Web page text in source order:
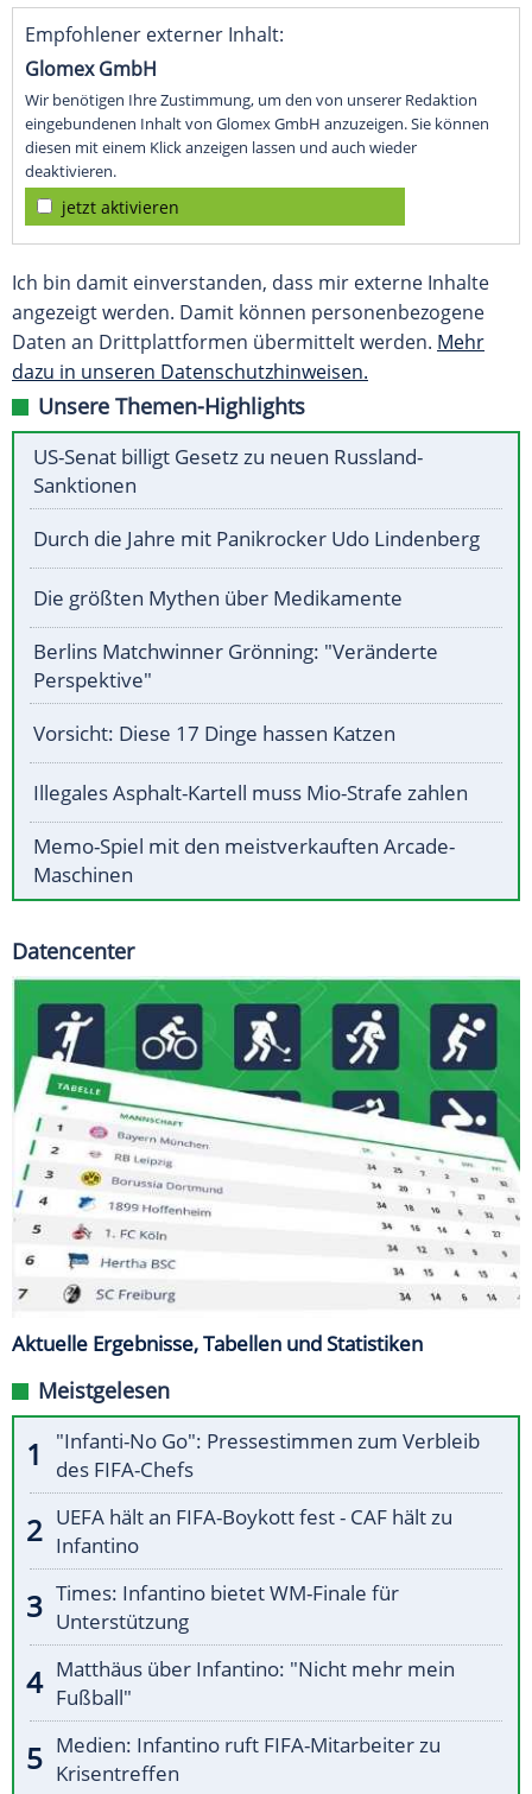
Empfohlener externer Inhalt:
Glomex GmbH
Wir benötigen Ihre Zustimmung, um den von unserer Redaktion
eingebundenen Inhalt von Glomex GmbH anzuzeigen. Sie können
diesen mit einem Klick anzeigen lassen und auch wieder
deaktivieren.
jetzt aktivieren
Ich bin damit einverstanden, dass mir externe Inhalte
angezeigt werden. Damit können personenbezogene
Daten an Drittplattformen übermittelt werden. Mehr
dazu in unseren Datenschutzhinweisen.
Unsere Themen-Highlights
US-Senat billigt Gesetz zu neuen Russland-
Sanktionen
Durch die Jahre mit Panikrocker Udo Lindenberg
Die größten Mythen über Medikamente
Berlins Matchwinner Grönning: "Veränderte
Perspektive"
Vorsicht: Diese 17 Dinge hassen Katzen
Illegales Asphalt-Kartell muss Mio-Strafe zahlen
Memo-Spiel mit den meistverkauften Arcade-
Maschinen
Datencenter
Aktuelle Ergebnisse, Tabellen und Statistiken
Meistgelesen
"Infanti-No Go": Pressestimmen zum Verbleib
des FIFA-Chefs
UEFA hält an FIFA-Boykott fest - CAF hält zu
Infantino
Times: Infantino bietet WM-Finale für
Unterstützung
Matthäus über Infantino: "Nicht mehr mein
Fußball"
Medien: Infantino ruft FIFA-Mitarbeiter zu
Krisentreffen